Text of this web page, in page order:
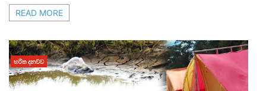
READ MORE
හරිත දනව්ව